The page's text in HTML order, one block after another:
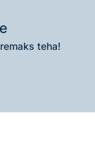
teha!